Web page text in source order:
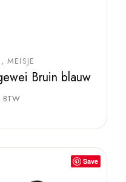
MEISJE
Bruin blauw
BTW
Save